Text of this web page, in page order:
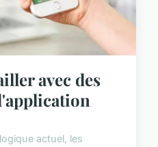
avec des
actuel, les